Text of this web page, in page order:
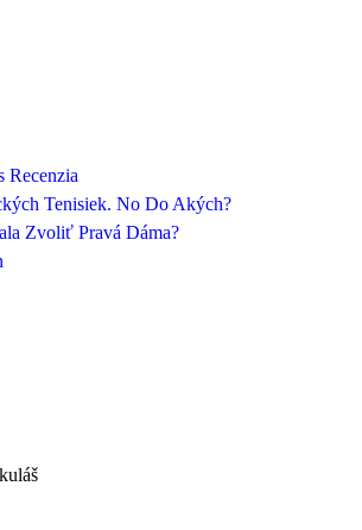
Recenzia
Tenisiek. No Do Akých?
Zvoliť Pravá Dáma?